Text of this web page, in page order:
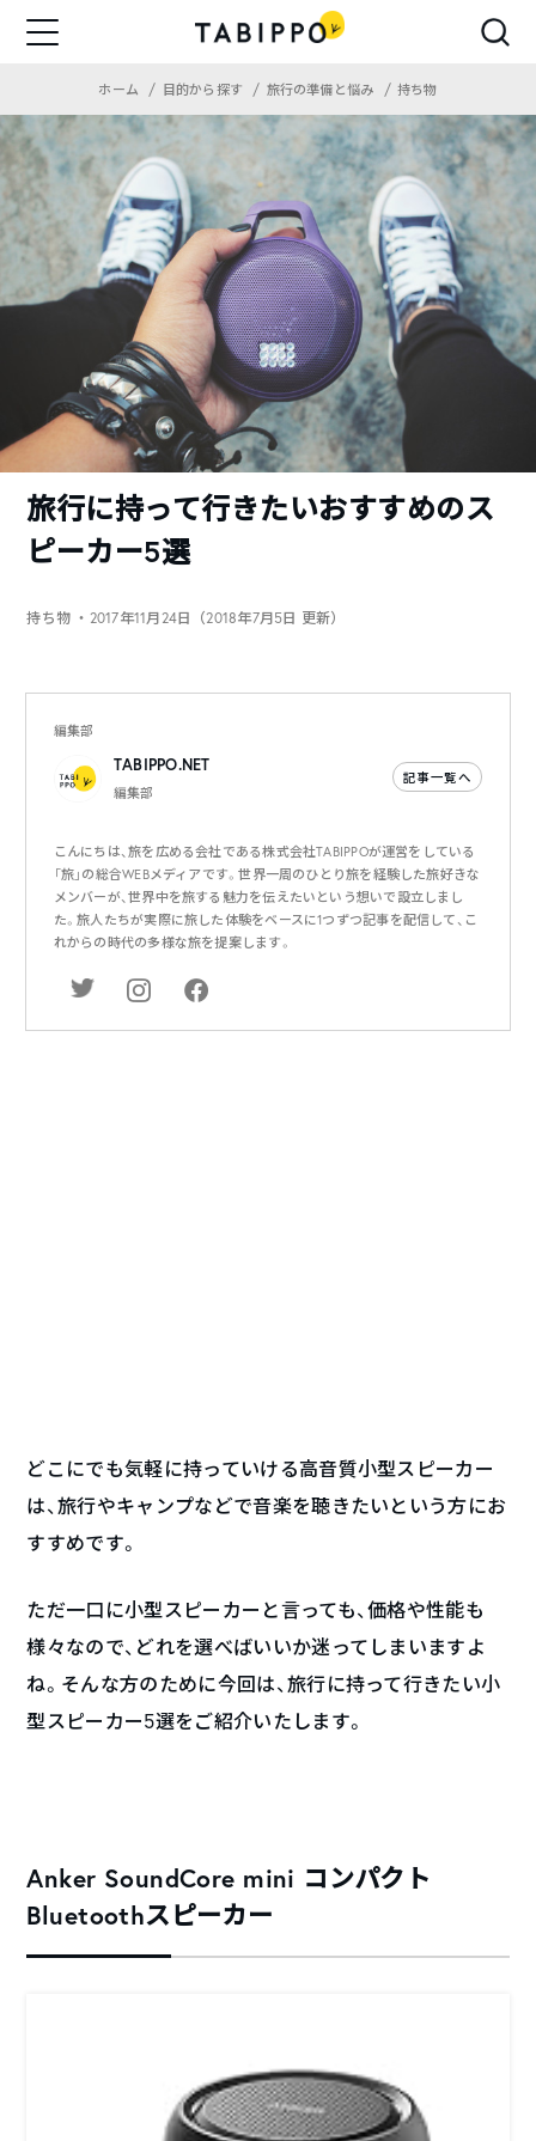
ホーム 目的から探す 旅行の準備と悩み 持ち物
旅行に持って行きたいおすすめのス
ピーカー5選
持ち物 ・2017年11月24日（2018年7月5日 更新）
編集部
TABIPPO.NET
編集部
記事一覧へ
こんにちは、旅を広める会社である株式会社TABIPPOが運営をしている
「旅」の総合WEBメディアです。世界一周のひとり旅を経験した旅好きな
メンバーが、世界中を旅する魅力を伝えたいという想いで設立しまし
た。旅人たちが実際に旅した体験をベースに1つずつ記事を配信して、こ
れからの時代の多様な旅を提案します。
どこにでも気軽に持っていける高音質小型スピーカー
は、旅行やキャンプなどで音楽を聴きたいという方にお
すすめです。
ただ一口に小型スピーカーと言っても、価格や性能も
様々なので、どれを選べばいいか迷ってしまいますよ
ね。そんな方のために今回は、旅行に持って行きたい小
型スピーカー5選をご紹介いたします。
Anker SoundCore mini コンパクト
Bluetoothスピーカー